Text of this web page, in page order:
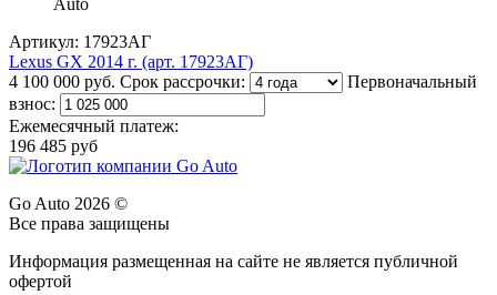
Артикул: 17923АГ
Lexus GX 2014 г. (арт. 17923АГ)
4 100 000 руб. Срок рассрочки:
Первоначальный
взнос:
Ежемесячный платеж:
196 485 руб
Go Auto 2026 ©
Все права защищены
Информация размещенная на сайте не является публичной
офертой